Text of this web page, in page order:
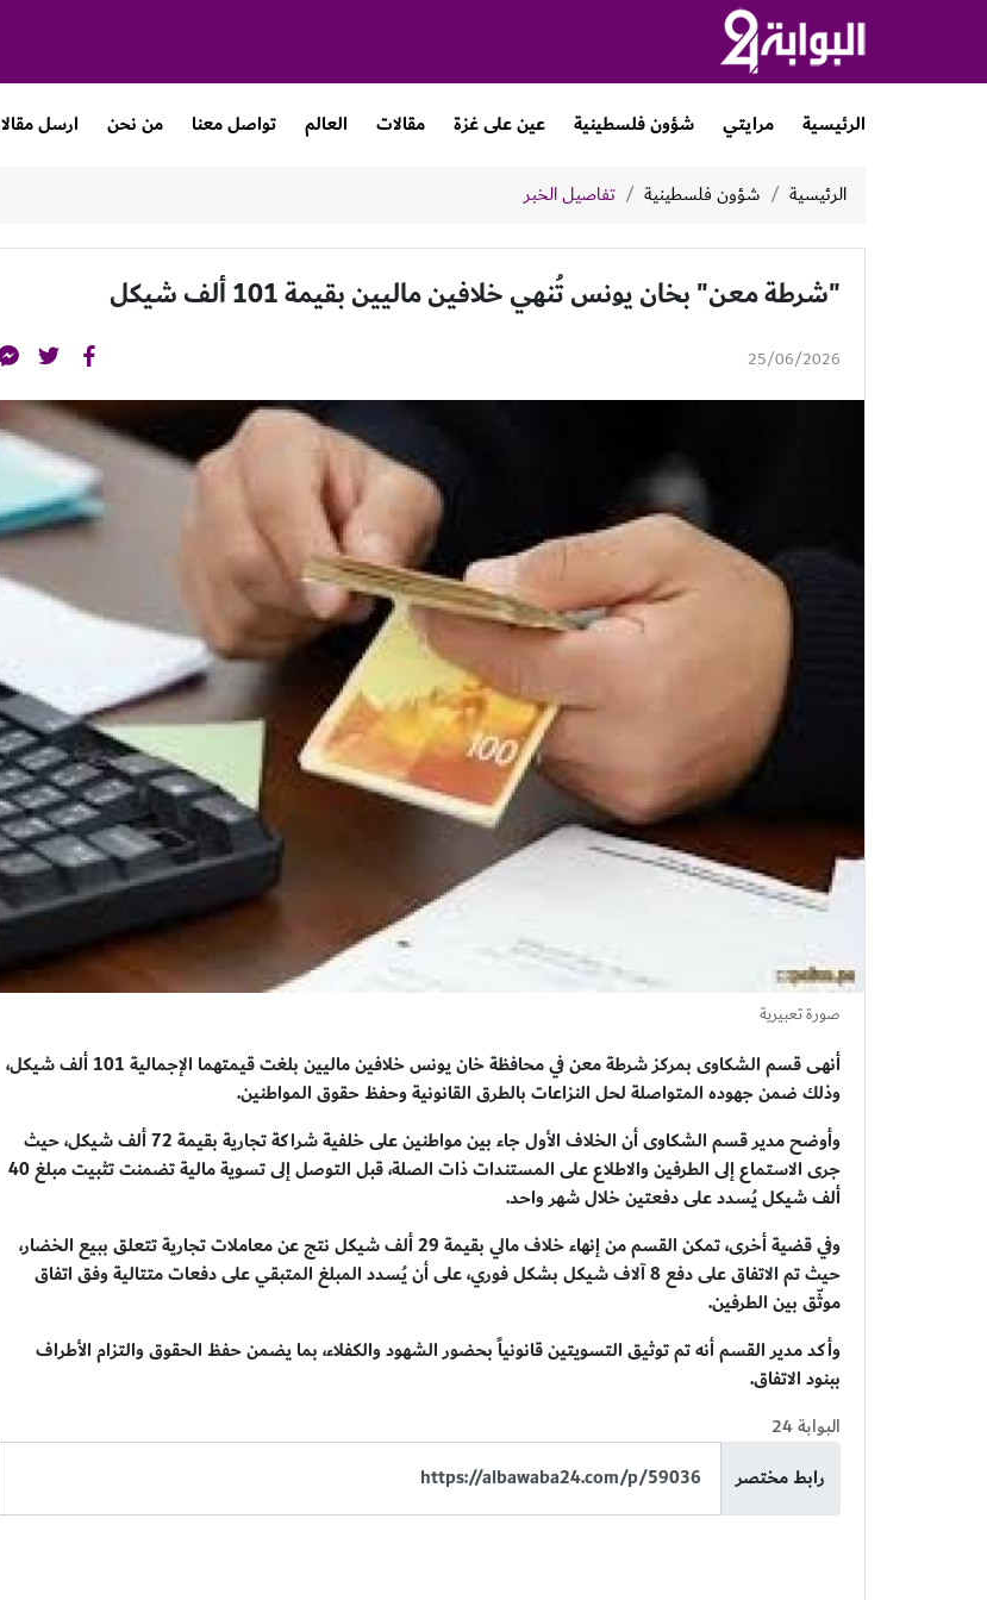
الرئيسية مرايتي شؤون فلسطينية عين على غزة مقالات العالم تواصل معنا من نحن ارسل مقالا
الرئيسية شؤون فلسطينية تفاصيل الخبر
"شرطة معن" بخان يونس تُنهي خلافين ماليين بقيمة 101 ألف شيكل
25/06/2026
صورة تعبيرية
أنهى قسم الشكاوى بمركز شرطة معن في محافظة خان يونس خلافين ماليين بلغت قيمتهما الإجمالية 101 ألف شيكل،
وذلك ضمن جهوده المتواصلة لحل النزاعات بالطرق القانونية وحفظ حقوق المواطنين.
وأوضح مدير قسم الشكاوى أن الخلاف الأول جاء بين مواطنين على خلفية شراكة تجارية بقيمة 72 ألف شيكل، حيث
جرى الاستماع إلى الطرفين والاطلاع على المستندات ذات الصلة، قبل التوصل إلى تسوية مالية تضمنت تثبيت مبلغ 40
ألف شيكل يُسدد على دفعتين خلال شهر واحد.
وفي قضية أخرى، تمكن القسم من إنهاء خلاف مالي بقيمة 29 ألف شيكل نتج عن معاملات تجارية تتعلق ببيع الخضار،
حيث تم الاتفاق على دفع 8 آلاف شيكل بشكل فوري، على أن يُسدد المبلغ المتبقي على دفعات متتالية وفق اتفاق
موثّق بين الطرفين.
وأكد مدير القسم أنه تم توثيق التسويتين قانونياً بحضور الشهود والكفلاء، بما يضمن حفظ الحقوق والتزام الأطراف
ببنود الاتفاق.
البوابة 24
رابط مختصر